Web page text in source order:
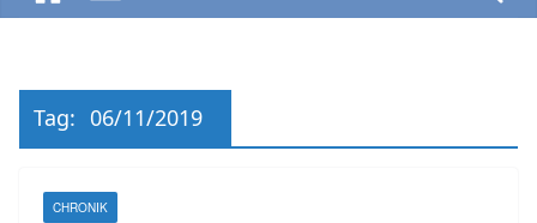
Tag: 06/11/2019
CHRONIK